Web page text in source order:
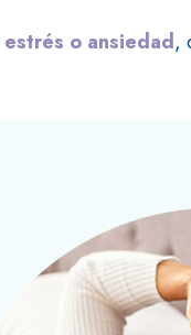
estrés o ansiedad,